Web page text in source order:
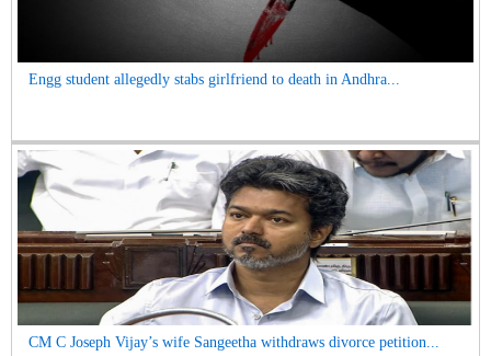
Engg student allegedly stabs girlfriend to death in Andhra...
CM C Joseph Vijay’s wife Sangeetha withdraws divorce petition...